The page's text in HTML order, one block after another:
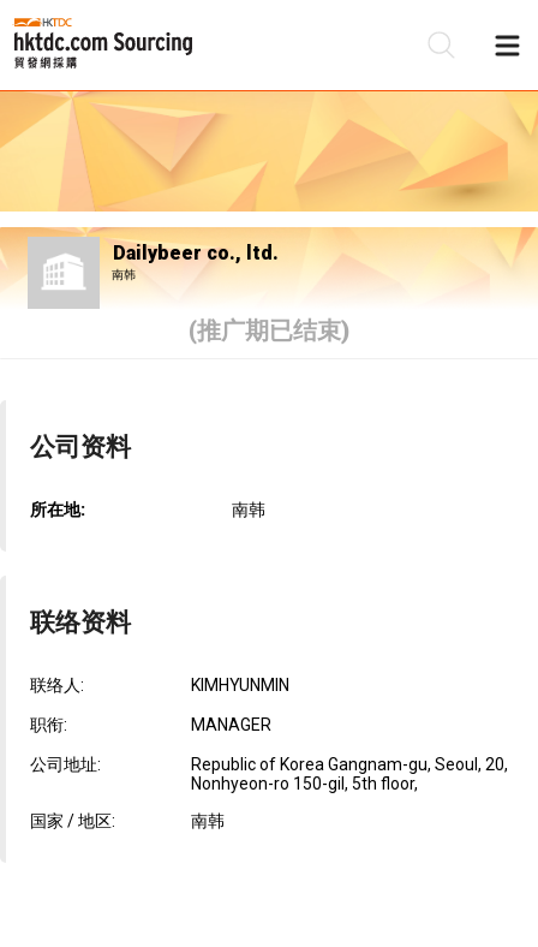
Dailybeer co., ltd.
南韩
(推广期已结束)
公司资料
所在地: 南韩
联络资料
联络人: KIMHYUNMIN
职衔: MANAGER
公司地址:
Republic of Korea Gangnam-gu, Seoul, 20,
Nonhyeon-ro 150-gil, 5th floor,
国家 / 地区:
南韩